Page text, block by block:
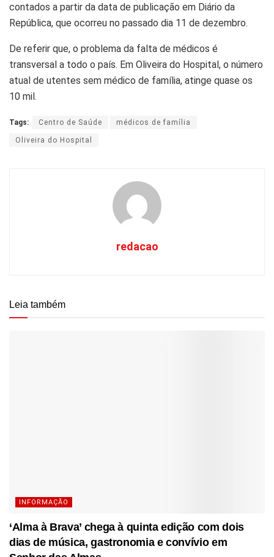
contados a partir da data de publicação em Diário da
República, que ocorreu no passado dia 11 de dezembro.
De referir que, o problema da falta de médicos é
transversal a todo o país. Em Oliveira do Hospital, o número
atual de utentes sem médico de família, atinge quase os
10 mil.
Tags: Centro de Saúde médicos de família
Oliveira do Hospital
redacao
Leia também
INFORMAÇÃO
‘Alma à Brava’ chega à quinta edição com dois
dias de música, gastronomia e convívio em